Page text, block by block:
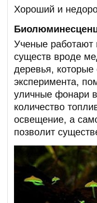
Хороший и
Ученые работают
существ вроде
деревья, которые
эксперимента,
уличные фонари
количество
освещение, а
позволит